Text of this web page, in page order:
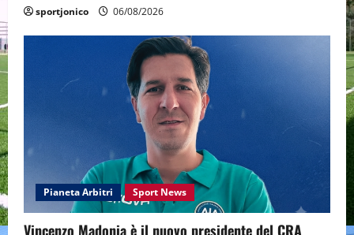
sportjonico 06/08/2026
Pianeta Arbitri Sport News
Vincenzo Madonia è il nuovo presidente del CRA